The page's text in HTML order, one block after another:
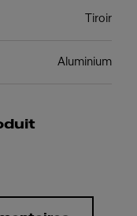
Tiroir
Aluminium